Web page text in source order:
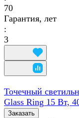
70
Гарантия, лет
:
3
Точечный
Glass Ring 15 Вт,
Заказать